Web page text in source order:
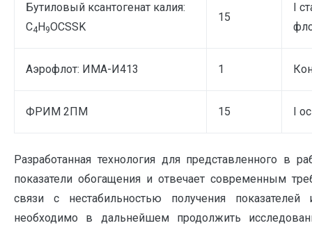
Бутиловый ксантогенат калия:
C4Н9OCSSK
15
I
Аэрофлот: ИМА-И413 1
ФРИМ 2ПМ 15 I
Разработанная технология для представленного в
показатели обогащения и отвечает современным
связи с нестабильностью получения
необходимо в дальнейшем продолжить